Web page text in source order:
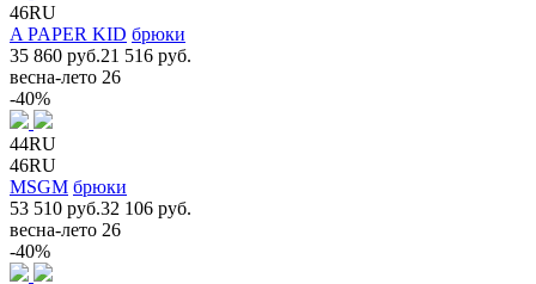
46RU
A PAPER KID брюки
35 860 руб.21 516 руб.
весна-лето 26
-40%
44RU
46RU
MSGM брюки
53 510 руб.32 106 руб.
весна-лето 26
-40%